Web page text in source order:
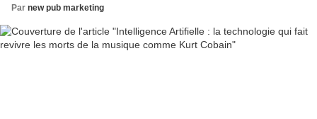
Par new pub marketing